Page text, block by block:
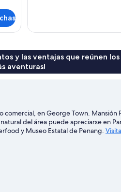
con
individuales
(Originals
Twin)
y las ventajas que reúnen
aventuras!
en George Town. Mansión
del área puede apreciarse en
y Museo Estatal de Penang.